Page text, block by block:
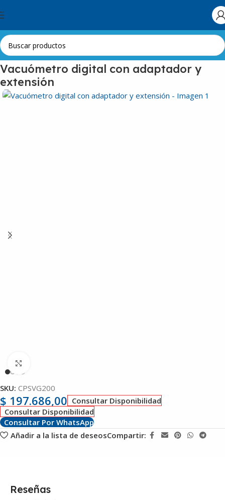
Skip to navigation
Inicio Herramientas e Insumos Manifold
Vacuómetro digital con adaptador y
extensión
SKU: CPSVG200
$ 197.686,00 Consultar Disponibilidad
Consultar Disponibilidad
Consultar Por WhatsApp
Añadir a la lista de deseosCompartir:
Reseñas